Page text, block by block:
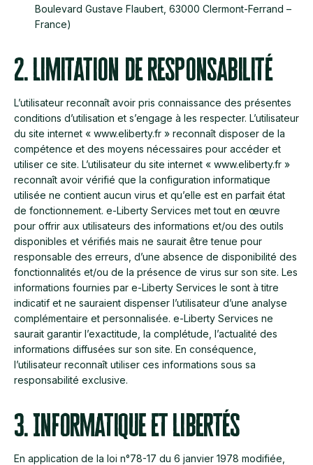
Boulevard Gustave Flaubert, 63000 Clermont-Ferrand –
France)
2. Limitation de responsabilité
L’utilisateur reconnaît avoir pris connaissance des présentes
conditions d’utilisation et s’engage à les respecter. L’utilisateur
du site internet « www.eliberty.fr » reconnaît disposer de la
compétence et des moyens nécessaires pour accéder et
utiliser ce site. L’utilisateur du site internet « www.eliberty.fr »
reconnaît avoir vérifié que la configuration informatique
utilisée ne contient aucun virus et qu’elle est en parfait état
de fonctionnement. e-Liberty Services met tout en œuvre
pour offrir aux utilisateurs des informations et/ou des outils
disponibles et vérifiés mais ne saurait être tenue pour
responsable des erreurs, d’une absence de disponibilité des
fonctionnalités et/ou de la présence de virus sur son site. Les
informations fournies par e-Liberty Services le sont à titre
indicatif et ne sauraient dispenser l’utilisateur d’une analyse
complémentaire et personnalisée. e-Liberty Services ne
saurait garantir l’exactitude, la complétude, l’actualité des
informations diffusées sur son site. En conséquence,
l’utilisateur reconnaît utiliser ces informations sous sa
responsabilité exclusive.
3. Informatique et Libertés
En application de la loi n°78-17 du 6 janvier 1978 modifiée,